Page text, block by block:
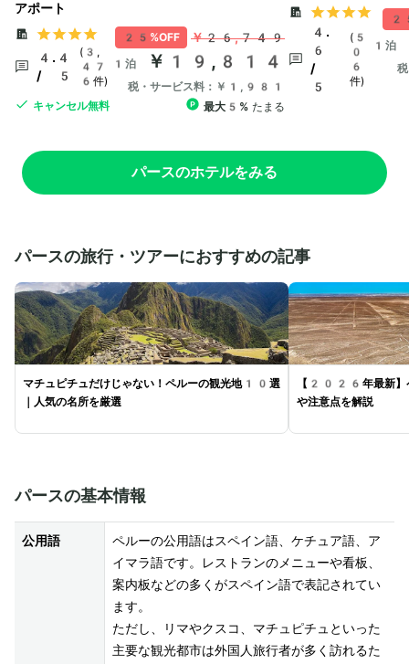
アポート
4.4
/ 5
(3,
47
6件)
キャンセル無料
25%OFF ￥26,749
1泊 ￥19,814
税・サービス料：￥1,981
最大5% たまる
4.
6
/
5
(5
0
6
件)
1泊
パースのホテルをみる
パースの旅行・ツアーにおすすめの記事
マチュピチュだけじゃない！ペルーの観光地10選
｜人気の名所を厳選
【2026年最新】ペ
や注意点を解説
パースの基本情報
公用語
ペルーの公用語はスペイン語、ケチュア語、ア
イマラ語です。レストランのメニューや看板、
案内板などの多くがスペイン語で表記されてい
ます。
ただし、リマやクスコ、マチュピチュといった
主要な観光都市は外国人旅行者が多く訪れるた